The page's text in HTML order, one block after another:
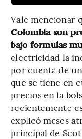
Vale mencionar
Colombia son
bajo fórmulas
electricidad la
por cuenta de
que se tiene en
precios en la
recientemente
explicó meses
principal de